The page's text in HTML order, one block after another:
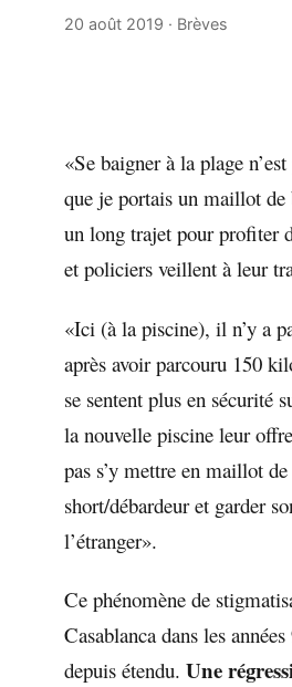
20 août 2019 · Brèves
«Se baigner à la plage
que je portais un maillot
un long trajet pour profiter
et policiers veillent à leur
«Ici (à la piscine), il n’y a
après avoir parcouru 150
se sentent plus en sécurité
la nouvelle piscine leur
pas s’y mettre en maillot
short/débardeur et garder
l’étranger».
Ce phénomène de
Casablanca dans les
depuis étendu. Une